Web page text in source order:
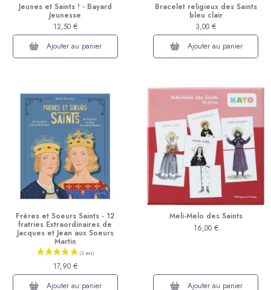
Jeunes et Saints ! - Bayard
Jeunesse
12,50 €
Ajouter au panier
Bracelet religieux des Saints
bleu clair
3,00 €
Ajouter au panier
Frères et Soeurs Saints - 12
fratries Extraordinaires de
Jacques et Jean aux Soeurs
Martin
17,90 €
Ajouter au panier
Meli-Melo des Saints
16,00 €
Ajouter au panier